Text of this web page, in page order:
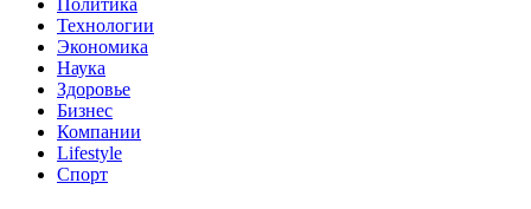
Политика
Технологии
Экономика
Наука
Здоровье
Бизнес
Компании
Lifestyle
Спорт